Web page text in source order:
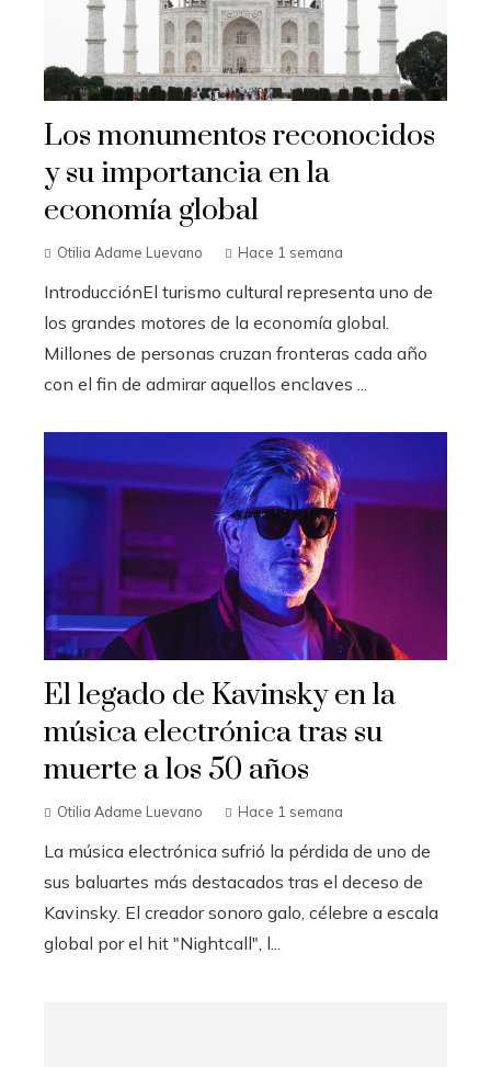
Los monumentos reconocidos
y su importancia en la
economía global
Otilia Adame Luevano Hace 1 semana
IntroducciónEl turismo cultural representa uno de
los grandes motores de la economía global.
Millones de personas cruzan fronteras cada año
con el fin de admirar aquellos enclaves ...
El legado de Kavinsky en la
música electrónica tras su
muerte a los 50 años
Otilia Adame Luevano Hace 1 semana
La música electrónica sufrió la pérdida de uno de
sus baluartes más destacados tras el deceso de
Kavinsky. El creador sonoro galo, célebre a escala
global por el hit "Nightcall", l...